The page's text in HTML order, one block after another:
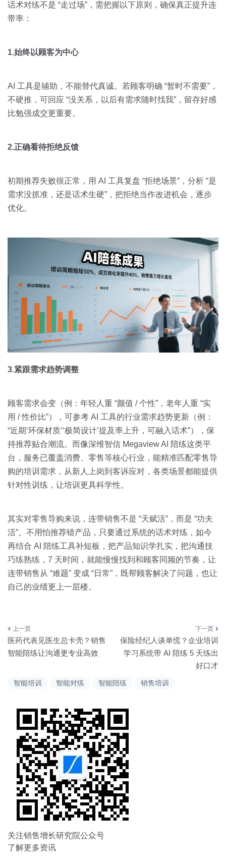
智能培训 智能对练 智能陪练 销售培训
话术对练不是 “走过场”，需把握以下原则，确保真正提升连
带率：
1.始终以顾客为中心
AI 工具是辅助，不能替代真诚。若顾客明确 “暂时不需要”，
不硬推，可回应 “没关系，以后有需求随时找我”，留存好感
比勉强成交更重要。
2.正确看待拒绝反馈
初期推荐失败很正常，用 AI 工具复盘 “拒绝场景”，分析 “是
需求没抓准，还是话术生硬”，把拒绝当作改进机会，逐步
优化。
3.紧跟需求趋势调整
顾客需求会变（例：年轻人重 “颜值 / 个性”，老年人重 “实
用 / 性价比”），可参考 AI 工具的行业需求趋势更新（例：
“近期‘环保材质’‘极简设计’提及率上升，可融入话术”），保
持推荐贴合潮流。而像深维智信 Megaview AI 陪练这类平
台，服务已覆盖消费、零售等核心行业，能精准匹配零售导
购的培训需求，从新人上岗到客诉应对，各类场景都能提供
针对性训练，让培训更具科学性。
其实对零售导购来说，连带销售不是 “天赋活”，而是 “功夫
活”。不用怕推荐错产品，只要通过系统的话术对练，如今
再结合 AI 陪练工具补短板，把产品知识学扎实，把沟通技
巧练熟练，7 天时间，就能慢慢找到和顾客同频的节奏，让
连带销售从 “难题” 变成 “日常”，既帮顾客解决了问题，也让
自己的业绩更上一层楼。
文
章
医药代表见医生总卡壳？销售
智能陪练让沟通更专业高效
保险经纪人谈单慌？企业培训
学习系统带 AI 陪练 5 天练出
好口才
关注销售增长研究院公众号
了解更多资讯